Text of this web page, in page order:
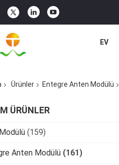
EV
Ürünler Entegre Anten Modülü
ÜRÜNLER
(159)
Anten Modülü (161)